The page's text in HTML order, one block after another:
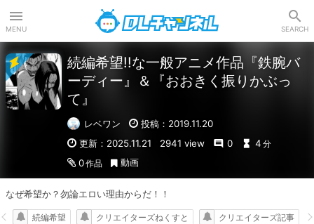
MENU SEARCH
続編希望!!な一般アニメ作品『鉄腕バ
ーディー』＆『おおきく振りかぶっ
て』
レベワン
投稿：2019.11.20
更新：2025.11.21
2941 view 0 4 分
0作品 動画
なぜ希望か？勿論エロい理由からだ！！
続編希望 クリエイターズねくすと クリエイターズ記事